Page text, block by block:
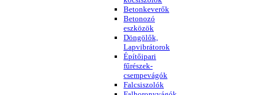
Betonkeverők
Betonozó
eszközök
Döngölők,
Lapvibrátorok
Építőipari
fűrészek-
csempevágók
Falcsiszolók